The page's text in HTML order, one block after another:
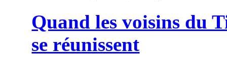
Quand les voisins du
se réunissent